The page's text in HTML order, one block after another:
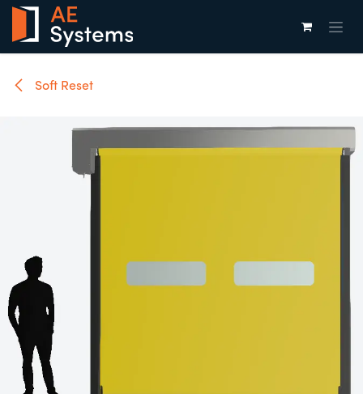
Overslaan naar inhoud
Soft Reset